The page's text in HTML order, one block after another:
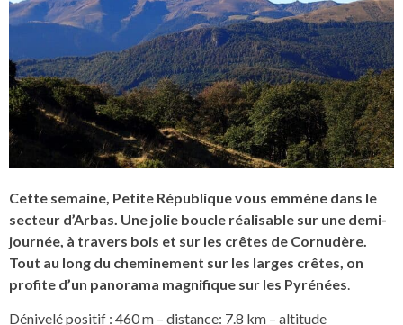
Cette semaine, Petite République vous emmène dans le
secteur d’Arbas. Une jolie boucle réalisable sur une demi-
journée, à travers bois et sur les crêtes de Cornudère.
Tout au long du cheminement sur les larges crêtes, on
profite d’un panorama magnifique sur les Pyrénées
Dénivelé positif : 460 m – distance: 7.8 km – altitude